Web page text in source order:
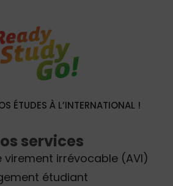
ÉTUDES À L’INTERNATIONAL !
services
irrévocable (AVI)
étudiant